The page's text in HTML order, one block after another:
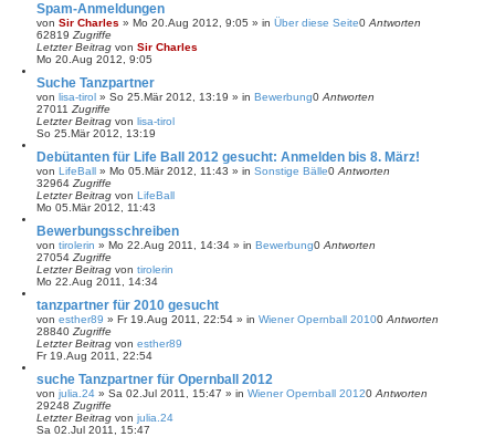
Spam-Anmeldungen
von Sir Charles » Mo 20.Aug 2012, 9:05 » in Über diese Seite0 Antworten
62819 Zugriffe
Letzter Beitrag von Sir Charles
Mo 20.Aug 2012, 9:05
Suche Tanzpartner
von lisa-tirol » So 25.Mär 2012, 13:19 » in Bewerbung0 Antworten
27011 Zugriffe
Letzter Beitrag von lisa-tirol
So 25.Mär 2012, 13:19
Debütanten für Life Ball 2012 gesucht: Anmelden bis 8. März!
von LifeBall » Mo 05.Mär 2012, 11:43 » in Sonstige Bälle0 Antworten
32964 Zugriffe
Letzter Beitrag von LifeBall
Mo 05.Mär 2012, 11:43
Bewerbungsschreiben
von tirolerin » Mo 22.Aug 2011, 14:34 » in Bewerbung0 Antworten
27054 Zugriffe
Letzter Beitrag von tirolerin
Mo 22.Aug 2011, 14:34
tanzpartner für 2010 gesucht
von esther89 » Fr 19.Aug 2011, 22:54 » in Wiener Opernball 20100 Antworten
28840 Zugriffe
Letzter Beitrag von esther89
Fr 19.Aug 2011, 22:54
suche Tanzpartner für Opernball 2012
von julia.24 » Sa 02.Jul 2011, 15:47 » in Wiener Opernball 20120 Antworten
29248 Zugriffe
Letzter Beitrag von julia.24
Sa 02.Jul 2011, 15:47